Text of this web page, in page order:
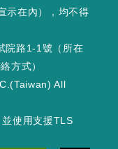
示在內），均不得
院路1-1號（ 所在
方式）
All
使用支援TLS